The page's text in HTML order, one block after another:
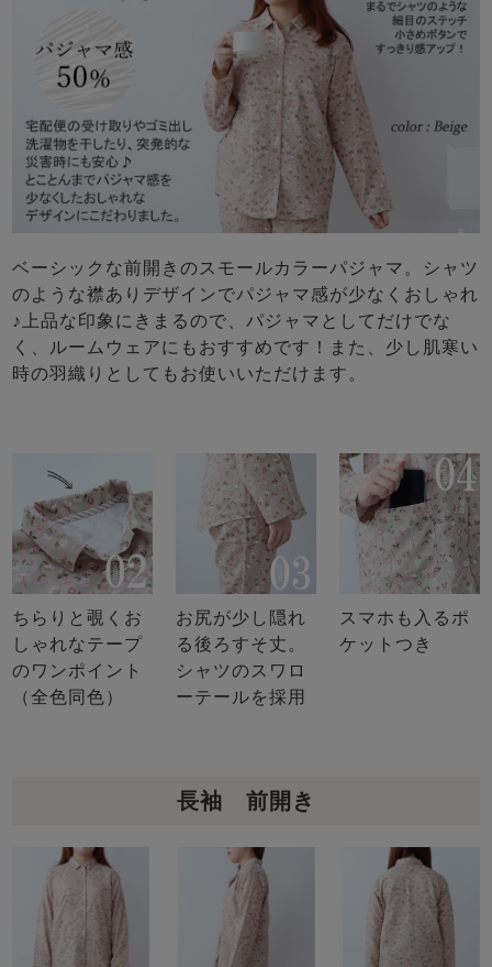
ベーシックな前開きのスモールカラーパジャマ。シャツ
のような襟ありデザインでパジャマ感が少なくおしゃれ
♪上品な印象にきまるので、パジャマとしてだけでな
く、ルームウェアにもおすすめです！また、少し肌寒い
時の羽織りとしてもお使いいただけます。
ちらりと覗くお
しゃれなテープ
のワンポイント
（全色同色）
お尻が少し隠れ
る後ろすそ丈。
シャツのスワロ
ーテールを採用
スマホも入るポ
ケットつき
長袖 前開き